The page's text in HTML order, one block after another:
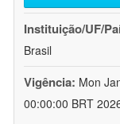
Instituição/UF/
Brasil
Vigência: Mon
00:00:00 BRT